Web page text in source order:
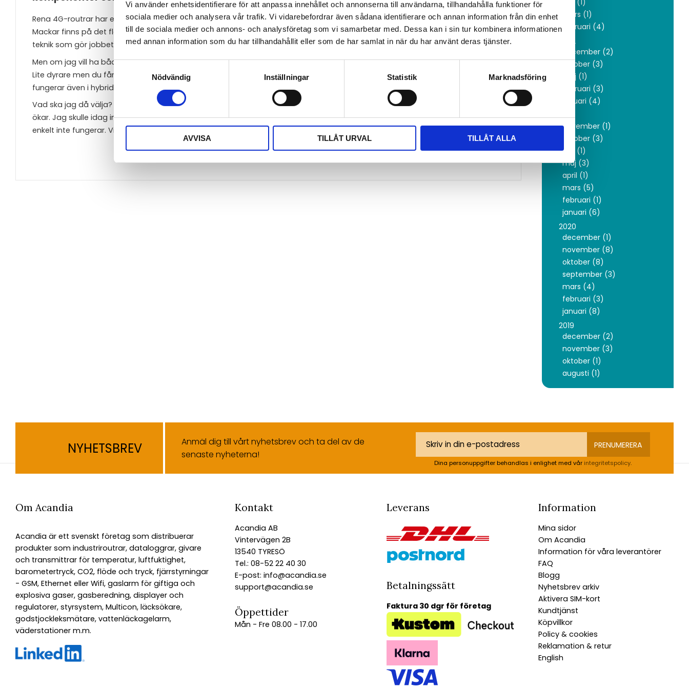
Vi använder enhetsidentifierare för att anpassa innehållet och annonserna till användarna, tillhandahålla funktioner för
sociala medier och analysera vår trafik. Vi vidarebefordrar även sådana identifierare och annan information från din enhet
till de sociala medier och annons- och analysföretag som vi samarbetar med. Dessa kan i sin tur kombinera informationen
med annan information som du har tillhandahållit eller som de har samlat in när du har använt deras tjänster.
Samtyckesval
Nödvändig
Inställningar Statistik Marknadsföring
AVVISA TILLÅT URVAL TILLÅT ALLA
Rena 4G-routrar har en bra utbyggd infrastruktur som fungerar över hela landet, lite som bensin- och dieseldrivna bilar.
Mackar finns på det flesta ställen även om det är lite längre mellan dem på glesbyggden. Helt enkelt en lite äldre beprövad
teknik som gör jobbet men ligger inte i framkant och klarar inte de snabba accelerationerna på samma förtjänstfulla sätt.
Men om jag vill ha både fossila bränslen och el? Då väljer du en hybrid! Routerns motsvarighet är en 5G router med SA/NSA.
Lite dyrare men du får ut max av tillgängligt nät. Den kan använda det renodlade 5G-nätets fulla prestanda genom SA men
fungerar även i hybridnätet där teknik från 4G används för att få tillfredställande täckning NSA.
Vad ska jag då välja? Ja smaken är som baken och utbyggnaden av 5G-näten går fram lika fort som antalet laddstolpar
ökar. Jag skulle idag inte välja en 5G SA utan att först säkerställa att ett SA-nät finns tillgängligt. Då riskerar du att det helt
enkelt inte fungerar. Vill du få maxfart och vara framtidssäker skulle jag välja en SA/NSA.
mars (1)
februari (4)
2022
december (2)
oktober (3)
maj (1)
februari (3)
januari (4)
2021
november (1)
oktober (3)
juni (1)
maj (3)
april (1)
mars (5)
februari (1)
januari (6)
2020
december (1)
november (8)
oktober (8)
september (3)
mars (4)
februari (3)
januari (8)
2019
december (2)
november (3)
oktober (1)
augusti (1)
NYHETSBREV
Anmäl dig till vårt nyhetsbrev och ta del av de
senaste nyheterna!
PRENUMERERA
Dina personuppgifter behandlas i enlighet med vår integritetspolicy.
Om Acandia
Acandia är ett svenskt företag som distribuerar
produkter som industriroutrar, dataloggrar, givare
och transmittrar för temperatur, luftfuktighet,
barometertryck, CO2, flöde och tryck, fjärrstyrningar
- GSM, Ethernet eller Wifi, gaslarm för giftiga och
explosiva gaser, gasberedning, displayer och
regulatorer, styrsystem, Multicon, läcksökare,
godstjockleksmätare, vattenläckagelarm,
väderstationer m.m.
Kontakt
Acandia AB
Vintervägen 2B
13540 TYRESÖ
Tel.: 08-52 22 40 30
E-post: info@acandia.se
support@acandia.se
Öppettider
Mån - Fre 08.00 - 17.00
Leverans
Betalningssätt
Faktura 30 dgr för företag
Information
Mina sidor
Om Acandia
Information för våra leverantörer
FAQ
Blogg
Nyhetsbrev arkiv
Aktivera SIM-kort
Kundtjänst
Köpvillkor
Policy & cookies
Reklamation & retur
English